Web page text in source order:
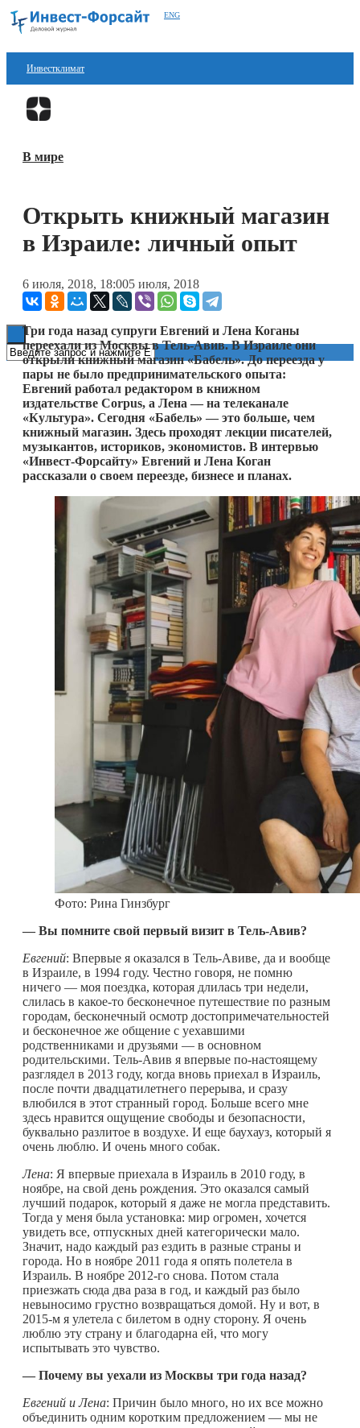
ENG
Инвестклимат
Финансы
Блокчейн
Технологии
Книги
В мире
Открыть книжный магазин
в Израиле: личный опыт
6 июля, 2018, 18:005 июля, 2018
Три года назад супруги Евгений и Лена Коганы
переехали из Москвы в Тель-Авив. В Израиле они
открыли книжный магазин «Бабель». До переезда у
пары не было предпринимательского опыта:
Евгений работал редактором в книжном
издательстве Corpus, а Лена — на телеканале
«Культура». Сегодня «Бабель» — это больше, чем
книжный магазин. Здесь проходят лекции писателей,
музыкантов, историков, экономистов. В интервью
«Инвест-Форсайту» Евгений и Лена Коган
рассказали о своем переезде, бизнесе и планах.
Фото: Рина Гинзбург
— Вы помните свой первый визит в Тель-Авив?
Евгений: Впервые я оказался в Тель-Авиве, да и вообще
в Израиле, в 1994 году. Честно говоря, не помню
ничего — моя поездка, которая длилась три недели,
слилась в какое-то бесконечное путешествие по разным
городам, бесконечный осмотр достопримечательностей
и бесконечное же общение с уехавшими
родственниками и друзьями — в основном
родительскими. Тель-Авив я впервые по-настоящему
разглядел в 2013 году, когда вновь приехал в Израиль,
после почти двадцатилетнего перерыва, и сразу
влюбился в этот странный город. Больше всего мне
здесь нравится ощущение свободы и безопасности,
буквально разлитое в воздухе. И еще баухауз, который я
очень люблю. И очень много собак.
Лена: Я впервые приехала в Израиль в 2010 году, в
ноябре, на свой день рождения. Это оказался самый
лучший подарок, который я даже не могла представить.
Тогда у меня была установка: мир огромен, хочется
увидеть все, отпускных дней категорически мало.
Значит, надо каждый раз ездить в разные страны и
города. Но в ноябре 2011 года я опять полетела в
Израиль. В ноябре 2012-го снова. Потом стала
приезжать сюда два раза в год, и каждый раз было
невыносимо грустно возвращаться домой. Ну и вот, в
2015-м я улетела с билетом в одну сторону. Я очень
люблю эту страну и благодарна ей, что могу
испытывать это чувство.
— Почему вы уехали из Москвы три года назад?
Евгений и Лена: Причин было много, но их все можно
объединить одним коротким предложением — мы не